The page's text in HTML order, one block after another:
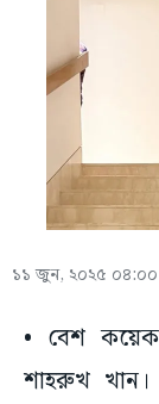
১১ জুন, ২০২৫ ০৪:০০
• বেশ
শাহরুখ